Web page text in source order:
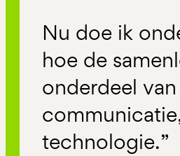
Nu doe ik
hoe de
onderdeel
technologie.”